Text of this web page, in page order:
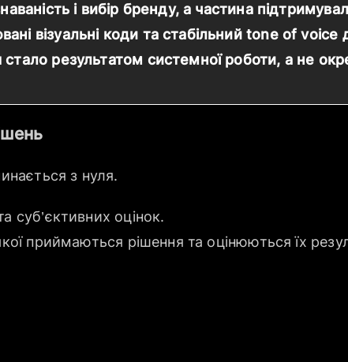
і вибір бренду, а частина
візуальні коди та стабільний tone of voice
результатом системної роботи, а не
з нуля.
суб’єктивних оцінок.
приймаються рішення та оцінюються їх